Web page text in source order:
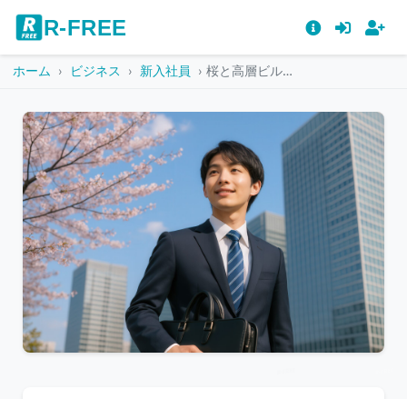
R-FREE
ホーム ビジネス 新入社員 桜と高層ビルを背景にカバンを持つ新卒男性